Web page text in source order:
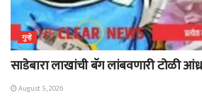
गुन्हे
साडेबारा लाखांची बॅग लांबवणारी टोळी
August 5, 2026